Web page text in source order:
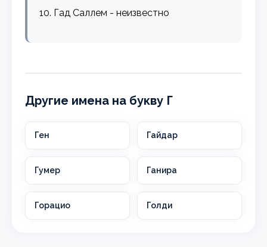
10. Гад Саллем - неизвестно
Другие имена на букву Г
Ген Гайдар
Гумер Ганира
Горацио Голди